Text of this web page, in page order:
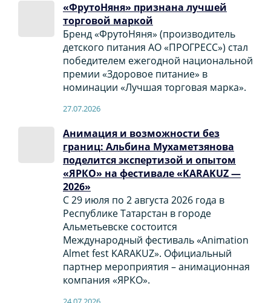
«ФрутоНяня» признана лучшей
торговой маркой
Бренд «ФрутоНяня» (производитель
детского питания АО «ПРОГРЕСС») стал
победителем ежегодной национальной
премии «Здоровое питание» в
номинации «Лучшая торговая марка».
27.07.2026
Анимация и возможности без
границ: Альбина Мухаметзянова
поделится экспертизой и опытом
«ЯРКО» на фестивале «KARAKUZ —
2026»
С 29 июля по 2 августа 2026 года в
Республике Татарстан в городе
Альметьевске состоится
Международный фестиваль «Animation
Almet fest KARAKUZ». Официальный
партнер мероприятия – анимационная
компания «ЯРКО».